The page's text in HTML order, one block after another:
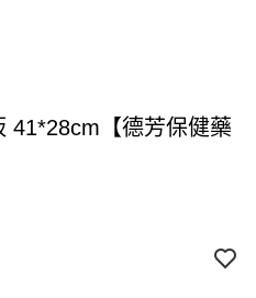
41*28cm【德芳保健藥